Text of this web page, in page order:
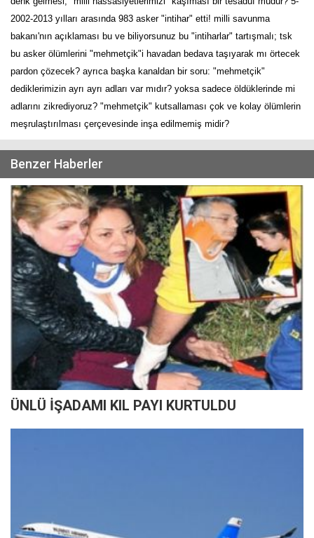
2002-2013 yılları arasında 983 asker "intihar" etti! milli savunma
bakanı'nın açıklaması bu ve biliyorsunuz bu "intiharlar" tartışmalı; tsk
bu asker ölümlerini "mehmetçik"i havadan bedava taşıyarak mı örtecek
pardon çözecek? ayrıca başka kanaldan bir soru: "mehmetçik"
dediklerimizin ayrı ayrı adları var mıdır? yoksa sadece öldüklerinde mi
adlarını zikrediyoruz? "mehmetçik" kutsallaması çok ve kolay ölümlerin
meşrulaştırılması çerçevesinde inşa edilmemiş midir?
Benzer Haberler
ÜNLÜ İŞADAMI KIL PAYI KURTULDU